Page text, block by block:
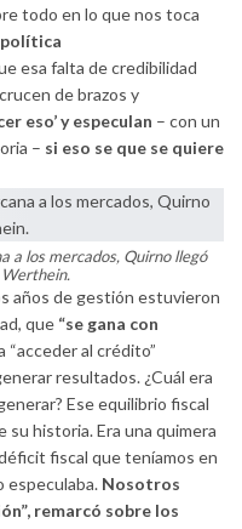
todo en lo que nos toca
política
esa falta de credibilidad
de brazos y
eso’ y especulan – con un
– si eso se que se quiere
a los mercados, Quirno llegó
años de gestión estuvieron
que “se gana con
al crédito”
resultados. ¿Cuál era
Ese equilibrio fiscal
historia. Era una quimera
fiscal que teníamos en
especulaba. Nosotros
remarcó sobre los